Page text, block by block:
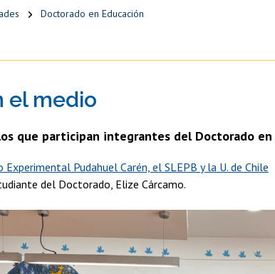
Estudios Avanzados en Educación
Alimentos
Doctorado en Educación
el medio
que participan integrantes del Doctorado en
Pudahuel Carén, el SLEPB y la U. de Chile
del Doctorado, Elize Cárcamo.